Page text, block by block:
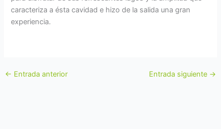
caracteriza a ésta cavidad e hizo de la salida una gran
experiencia.
← Entrada anterior Entrada siguiente →